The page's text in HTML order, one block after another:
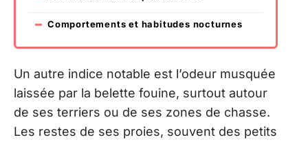
Comportements et habitudes nocturnes
Un autre indice notable est l’odeur musquée
laissée par la belette fouine, surtout autour
de ses terriers ou de ses zones de chasse.
Les restes de ses proies, souvent des petits